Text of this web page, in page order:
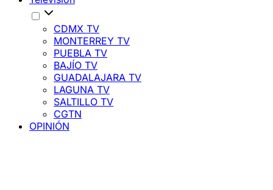
CDMX TV
MONTERREY TV
PUEBLA TV
BAJÍO TV
GUADALAJARA TV
LAGUNA TV
SALTILLO TV
CGTN
OPINIÓN